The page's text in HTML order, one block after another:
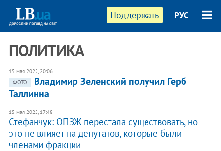
Поддержать РУС
ПОЛИТИКА
15 мая 2022, 20:06
ФОТО
Владимир Зеленский получил Герб
Таллинна
15 мая 2022, 17:48
Стефанчук: ОПЗЖ перестала существовать, но
это не влияет на депутатов, которые были
членами фракции